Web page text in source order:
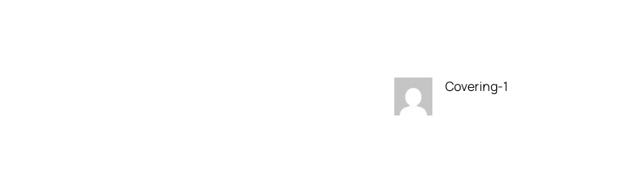
Covering-1